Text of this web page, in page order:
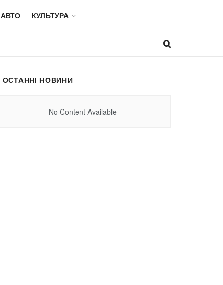
АВТО КУЛЬТУРА
ОСТАННІ НОВИНИ
No Content Available